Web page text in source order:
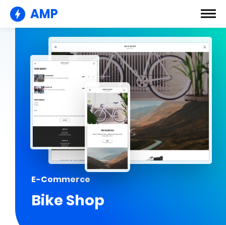
AMP
E-Commerce
Bike Shop